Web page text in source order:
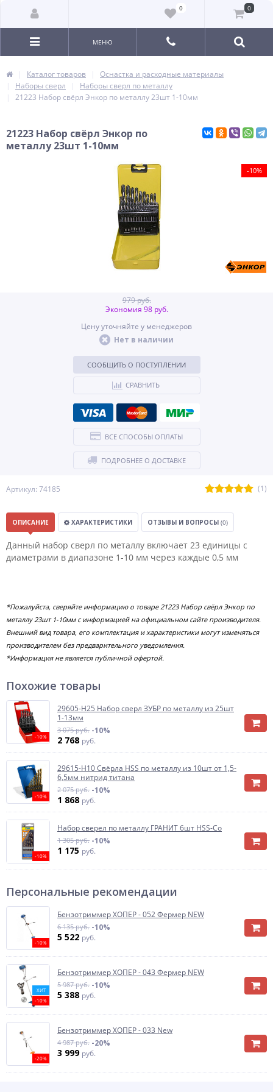
0 0
МЕНЮ
Каталог товаров
Оснастка и расходные материалы
Наборы сверл
Наборы сверл по металлу
21223 Набор свёрл Энкор по металлу 23шт 1-10мм
21223 Набор свёрл Энкор по
металлу 23шт 1-10мм
-10%
Артикул: 74185 (1)
979 руб.
Экономия 98 руб.
Цену уточняйте у менеджеров
Нет в наличии
СООБЩИТЬ О ПОСТУПЛЕНИИ
СРАВНИТЬ
ВСЕ СПОСОБЫ ОПЛАТЫ
ПОДРОБНЕЕ О ДОСТАВКЕ
ОПИСАНИЕ ХАРАКТЕРИСТИКИ ОТЗЫВЫ И ВОПРОСЫ (0)
Данный набор сверл по металлу включает 23 единицы с
диаметрами в диапазоне 1-10 мм через каждые 0,5 мм
*Пожалуйста, сверяйте информацию о товаре 21223 Набор свёрл Энкор по
металлу 23шт 1-10мм с информацией на официальном сайте производителя.
Внешний вид товара, его комплектация и характеристики могут изменяться
производителем без предварительного уведомления.
*Информация не является публичной офертой.
Похожие товары
-10%
29605-H25 Набор сверл ЗУБР по металлу из 25шт
1-13мм
3 075 руб. -10%
2 768 руб.
-10%
29615-H10 Свёрла HSS по металлу из 10шт от 1,5-
6,5мм нитрид титана
2 075 руб. -10%
1 868 руб.
-10%
Набор сверел по металлу ГРАНИТ 6шт HSS-Co
1 305 руб. -10%
1 175 руб.
Персональные рекомендации
-10%
Бензотриммер ХОПЕР - 052 Фермер NEW
6 135 руб. -10%
5 522 руб.
ХИТ
-10%
Бензотриммер ХОПЕР - 043 Фермер NEW
5 987 руб. -10%
5 388 руб.
-20%
Бензотриммер ХОПЕР - 033 New
4 987 руб. -20%
3 999 руб.